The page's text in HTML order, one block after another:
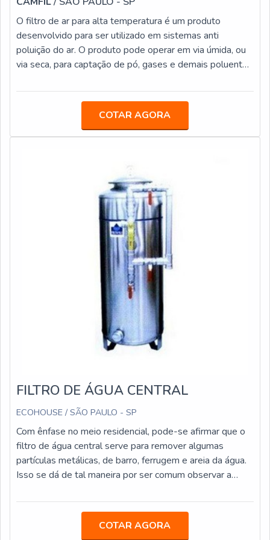
controle de Ph.ONDE ENCONTRAR FILTRO PARA
ÁGUA DE POÇOEntre em contato com a ECOHOUSE
FILTROS, empresa que é tida como referência em filtros
para água de poço, e saiba mais sobre as características
O filtro de ar para alta temperatura é um produto
desenvolvido para ser utilizado em sistemas anti
poluição do ar. O produto pode operar em via úmida, ou
via seca, para captação de pó, gases e demais poluentes
como: siderurgia, fundição, portos, carvão, borracha,
indústria química, farmacêutica, indústria alimentícia,
estações de tratamento de esgoto, caldeiras, indústria
COTAR AGORA
FILTRO DE ÁGUA CENTRAL
ECOHOUSE / SÃO PAULO - SP
Com ênfase no meio residencial, pode-se afirmar que o
filtro de água central serve para remover algumas
partículas metálicas, de barro, ferrugem e areia da água.
Isso se dá de tal maneira por ser comum observar a
pequenos, médios ou grandes centros urbanos. O filtro
físicos, mas, dentre eles, são três os que se destacam:
COTAR AGORA